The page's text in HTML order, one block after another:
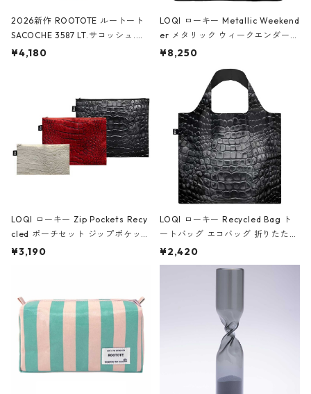
2026新作 ROOTOTE ルートート
SACOCHE 3587 LT.サコッシュ.ル
ミエ-B ショルダーバッグ グロスピ
¥4,180
LOQI ローキー Metallic Weekend
er メタリック ウィークエンダー
ボストンバッグ ショルダーバッグ
Black ジャン=ミッシェル・バスキ
ア/クラウン ブラック
¥8,250
LOQI ローキー Zip Pockets Recy
cled ポーチセット ジップポケット
ファスナーポーチ 撥水加工 トラベ
ーガンディー、オフホワイト
¥3,190
LOQI ローキー Recycled Bag ト
ートバッグ エコバッグ 折りたたみ
大きめ 撥水加工 収納ポーチ CRO
CODILE/Black クロコダイル/ブラ
¥2,420